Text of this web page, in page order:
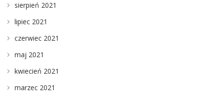
sierpień 2021
lipiec 2021
czerwiec 2021
maj 2021
kwiecień 2021
marzec 2021